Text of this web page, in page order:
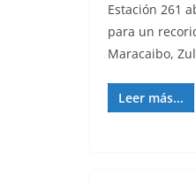
Estación 261
para un
Maracaibo,
Leer más...